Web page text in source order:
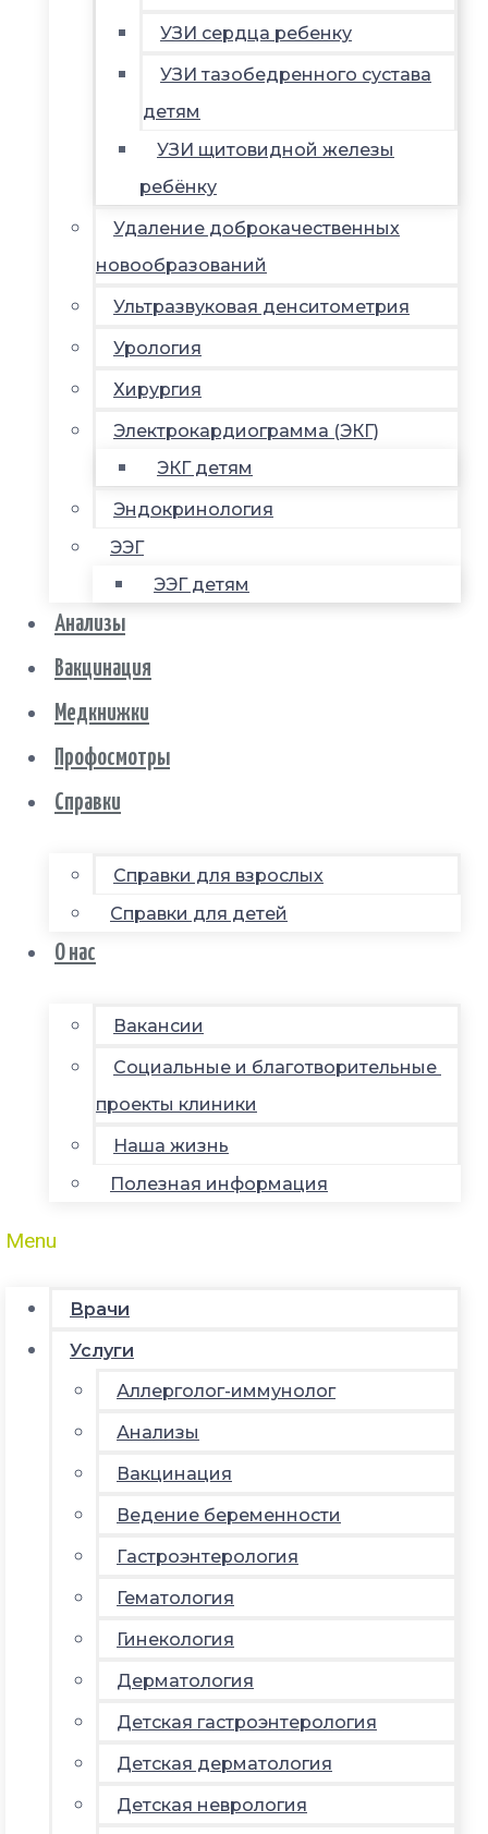
УЗИ сердца ребенку
УЗИ тазобедренного сустава
детям
УЗИ щитовидной железы
ребёнку
Удаление доброкачественных
новообразований
Ультразвуковая денситометрия
Урология
Хирургия
Электрокардиограмма (ЭКГ)
ЭКГ детям
Эндокринология
ЭЭГ
ЭЭГ детям
Анализы
Вакцинация
Медкнижки
Профосмотры
Справки
Справки для взрослых
Справки для детей
О нас
Вакансии
Социальные и благотворительные
проекты клиники
Наша жизнь
Полезная информация
Menu
Врачи
Услуги
Аллерголог-иммунолог
Анализы
Вакцинация
Ведение беременности
Гастроэнтерология
Гематология
Гинекология
Дерматология
Детская гастроэнтерология
Детская дерматология
Детская неврология